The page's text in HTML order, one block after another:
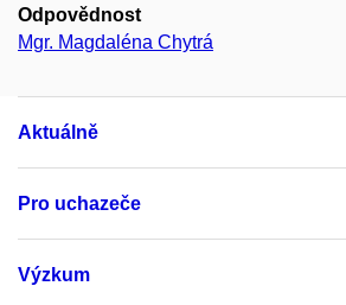
Odpovědnost
Mgr. Magdaléna Chytrá
Aktuálně
Pro uchazeče
Výzkum